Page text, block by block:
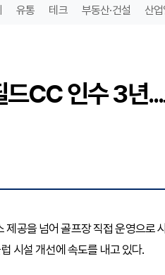
유통 테크 부동산·건설 산
CC 인수 3년
공을 넘어 골프장 직접 운영으로
시설 개선에 속도를 내고 있다.